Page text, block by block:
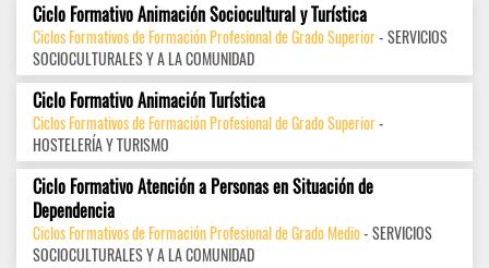
Ciclo Formativo Animación Sociocultural y Turística
Ciclos Formativos de Formación Profesional de Grado Superior- SERVICIOS
SOCIOCULTURALES Y A LA COMUNIDAD
Ciclo Formativo Animación Turística
Ciclos Formativos de Formación Profesional de Grado Superior-
HOSTELERÍA Y TURISMO
Ciclo Formativo Atención a Personas en Situación de
Dependencia
Ciclos Formativos de Formación Profesional de Grado Medio- SERVICIOS
SOCIOCULTURALES Y A LA COMUNIDAD